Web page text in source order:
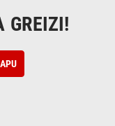
GREIZI!